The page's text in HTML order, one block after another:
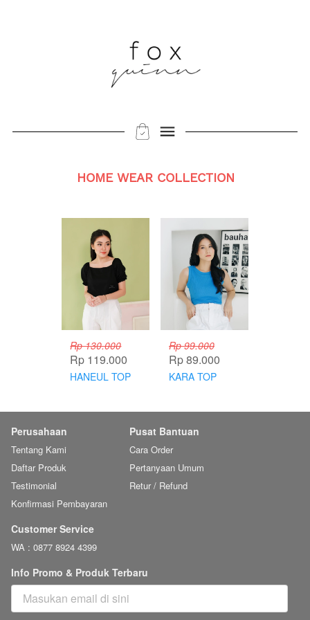
HOME WEAR COLLECTION
Rp 130.000
Rp 119.000
HANEUL TOP
Rp 99.000
Rp 89.000
KARA TOP
Perusahaan
Tentang Kami
Daftar Produk
Testimonial
Konfirmasi Pembayaran
Pusat Bantuan
Cara Order
Pertanyaan Umum
Retur / Refund
Customer Service
WA : 0877 8924 4399
Info Promo & Produk Terbaru